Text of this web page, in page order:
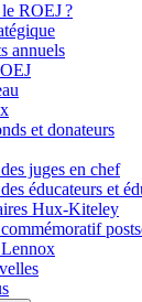
ROEJ ?
annuels
et donateurs
juges en chef
éducateurs et
Hux-Kiteley